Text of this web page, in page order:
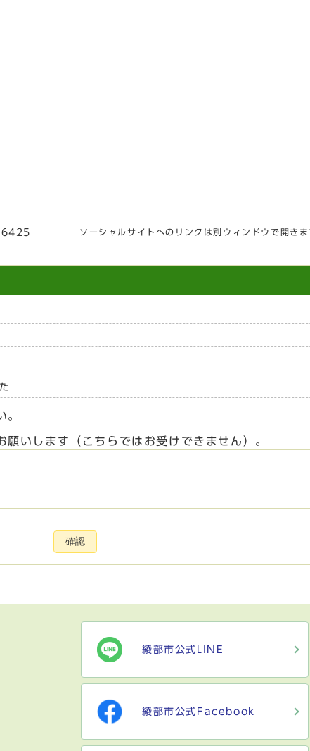
ソーシャルサイトへのリンクは別ウィンドウで開きま
。
いします（こちらではお受けできません）。
確認
綾部市公式LINE
綾部市公式Facebook